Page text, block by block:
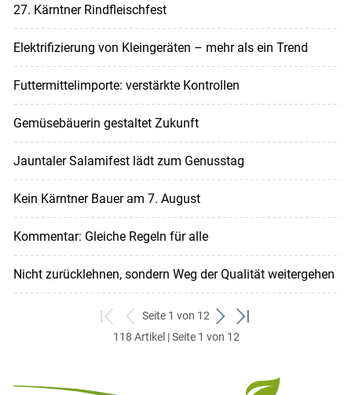
27. Kärntner Rindfleischfest
Elektrifizierung von Kleingeräten – mehr als ein Trend
Futtermittelimporte: verstärkte Kontrollen
Gemüsebäuerin gestaltet Zukunft
Jauntaler Salamifest lädt zum Genusstag
Kein Kärntner Bauer am 7. August
Kommentar: Gleiche Regeln für alle
Nicht zurücklehnen, sondern Weg der Qualität weitergehen
zum
ersten
zurück
zum
Seite 1 von 12
weiter
zum
zum
118 Artikel | Seite 1 von 12